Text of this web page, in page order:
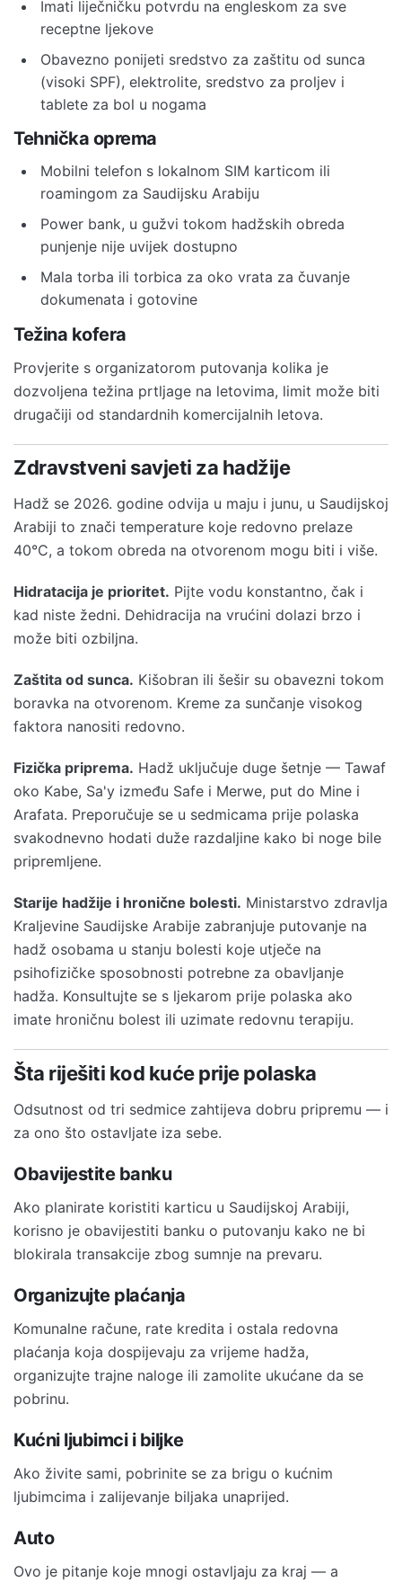
Imati liječničku potvrdu na engleskom za sve
receptne ljekove
Obavezno ponijeti sredstvo za zaštitu od sunca
(visoki SPF), elektrolite, sredstvo za proljev i
tablete za bol u nogama
Tehnička oprema
Mobilni telefon s lokalnom SIM karticom ili
roamingom za Saudijsku Arabiju
Power bank, u gužvi tokom hadžskih obreda
punjenje nije uvijek dostupno
Mala torba ili torbica za oko vrata za čuvanje
dokumenata i gotovine
Težina kofera
Provjerite s organizatorom putovanja kolika je
dozvoljena težina prtljage na letovima, limit može biti
drugačiji od standardnih komercijalnih letova.
Zdravstveni savjeti za hadžije
Hadž se 2026. godine odvija u maju i junu, u Saudijskoj
Arabiji to znači temperature koje redovno prelaze
40°C, a tokom obreda na otvorenom mogu biti i više.
Hidratacija je prioritet. Pijte vodu konstantno, čak i
kad niste žedni. Dehidracija na vrućini dolazi brzo i
može biti ozbiljna.
Zaštita od sunca. Kišobran ili šešir su obavezni tokom
boravka na otvorenom. Kreme za sunčanje visokog
faktora nanositi redovno.
Fizička priprema. Hadž uključuje duge šetnje — Tawaf
oko Kabe, Sa'y između Safe i Merwe, put do Mine i
Arafata. Preporučuje se u sedmicama prije polaska
svakodnevno hodati duže razdaljine kako bi noge bile
pripremljene.
Starije hadžije i hronične bolesti. Ministarstvo zdravlja
Kraljevine Saudijske Arabije zabranjuje putovanje na
hadž osobama u stanju bolesti koje utječe na
psihofizičke sposobnosti potrebne za obavljanje
hadža. Konsultujte se s ljekarom prije polaska ako
imate hroničnu bolest ili uzimate redovnu terapiju.
Šta riješiti kod kuće prije polaska
Odsutnost od tri sedmice zahtijeva dobru pripremu — i
za ono što ostavljate iza sebe.
Obavijestite banku
Ako planirate koristiti karticu u Saudijskoj Arabiji,
korisno je obavijestiti banku o putovanju kako ne bi
blokirala transakcije zbog sumnje na prevaru.
Organizujte plaćanja
Komunalne račune, rate kredita i ostala redovna
plaćanja koja dospijevaju za vrijeme hadža,
organizujte trajne naloge ili zamolite ukućane da se
pobrinu.
Kućni ljubimci i biljke
Ako živite sami, pobrinite se za brigu o kućnim
ljubimcima i zalijevanje biljaka unaprijed.
Auto
Ovo je pitanje koje mnogi ostavljaju za kraj — a